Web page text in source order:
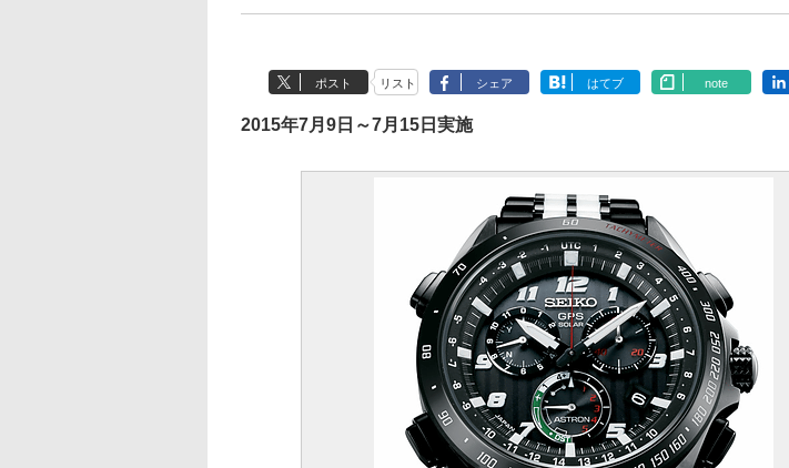
ポスト リスト シェア はてブ note
2015年7月9日～7月15日実施